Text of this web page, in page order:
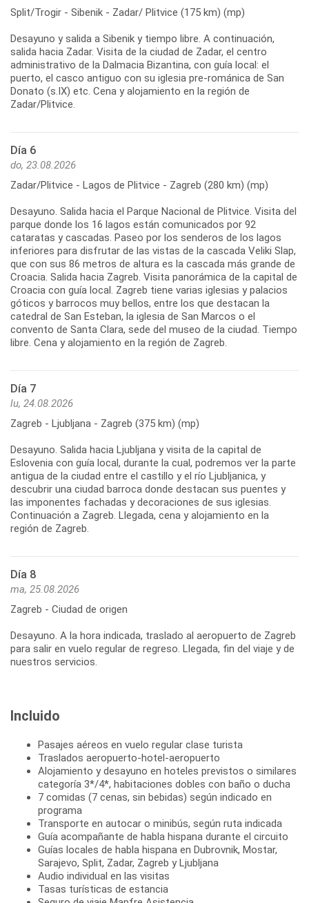
Split/Trogir - Sibenik - Zadar/ Plitvice (175 km) (mp)
Desayuno y salida a Sibenik y tiempo libre. A continuación,
salida hacia Zadar. Visita de la ciudad de Zadar, el centro
administrativo de la Dalmacia Bizantina, con guía local: el
puerto, el casco antiguo con su iglesia pre-románica de San
Donato (s.IX) etc. Cena y alojamiento en la región de
Día 6
do, 23.08.2026
Zadar/Plitvice - Lagos de Plitvice - Zagreb (280 km) (mp)
Desayuno. Salida hacia el Parque Nacional de Plitvice. Visita del
parque donde los 16 lagos están comunicados por 92
cataratas y cascadas. Paseo por los senderos de los lagos
inferiores para disfrutar de las vistas de la cascada Veliki Slap,
que con sus 86 metros de altura es la cascada más grande de
Croacia. Salida hacia Zagreb. Visita panorámica de la capital de
Croacia con guía local. Zagreb tiene varias iglesias y palacios
góticos y barrocos muy bellos, entre los que destacan la
catedral de San Esteban, la iglesia de San Marcos o el
convento de Santa Clara, sede del museo de la ciudad. Tiempo
Día 7
lu, 24.08.2026
Zagreb - Ljubljana - Zagreb (375 km) (mp)
Desayuno. Salida hacia Ljubljana y visita de la capital de
Eslovenia con guía local, durante la cual, podremos ver la parte
antigua de la ciudad entre el castillo y el río Ljubljanica, y
descubrir una ciudad barroca donde destacan sus puentes y
las imponentes fachadas y decoraciones de sus iglesias.
Continuación a Zagreb. Llegada, cena y alojamiento en la
Día 8
ma, 25.08.2026
Zagreb - Ciudad de origen
Desayuno. A la hora indicada, traslado al aeropuerto de Zagreb
para salir en vuelo regular de regreso. Llegada, fin del viaje y de
Incluido
Pasajes aéreos en vuelo regular clase turista
Traslados aeropuerto-hotel-aeropuerto
Alojamiento y desayuno en hoteles previstos o similares
categoría 3*/4*, habitaciones dobles con baño o ducha
7 comidas (7 cenas, sin bebidas) según indicado en
programa
Transporte en autocar o minibús, según ruta indicada
Guía acompañante de habla hispana durante el circuito
Guías locales de habla hispana en Dubrovnik, Mostar,
Sarajevo, Split, Zadar, Zagreb y Ljubljana
Audio individual en las visitas
Tasas turísticas de estancia